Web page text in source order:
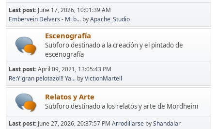
Last post: June 17, 2026, 10:01:39 AM
Embervein Delvers - Mi b... byApache_Studio
Escenografía
Subforo destinado a la creación y el pintado de
escenografía
Last post:April 09, 2021, 13:05:43 PM
Re:Y gran pelotazo!!! Ya... byVictionMartell
Relatos y Arte
Subforo destinado a los relatos y arte de Mordheim
Last post: June 27, 2026, 20:37:57 PM Arrodillarse byShandalar